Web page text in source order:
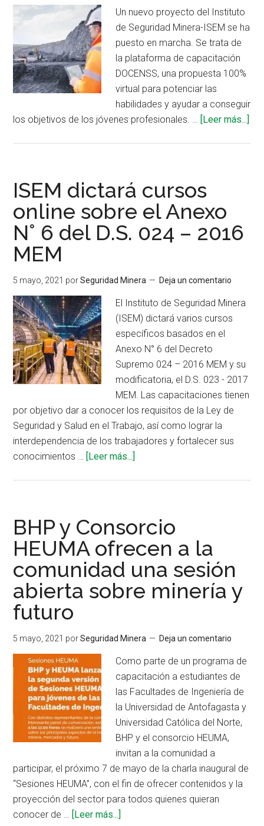
2016
Modificatoria,
DS
Un nuevo proyecto del Instituto
de Seguridad Minera-ISEM se ha
puesto en marcha. Se trata de
la plataforma de capacitación
DOCENSS, una propuesta 100%
virtual para potenciar las
habilidades y ayudar a conseguir
los objetivos de los jóvenes profesionales. … [Leer más...]
ISEM dictará cursos
online sobre el Anexo
N° 6 del D.S. 024 – 2016
MEM
5 mayo, 2021 porSeguridad Minera Deja un comentario
El Instituto de Seguridad Minera
(ISEM) dictará varios cursos
específicos basados en el
Anexo N° 6 del Decreto
Supremo 024 – 2016 MEM y su
modificatoria, el D.S. 023 - 2017
MEM. Las capacitaciones tienen
por objetivo dar a conocer los requisitos de la Ley de
Seguridad y Salud en el Trabajo, así como lograr la
interdependencia de los trabajadores y fortalecer sus
conocimientos … [Leer más...]
cursos
online
sobre
el
Anexo
N°
D.S.
2016
MEM
BHP y Consorcio
HEUMA ofrecen a la
comunidad una sesión
abierta sobre minería y
futuro
5 mayo, 2021 porSeguridad Minera Deja un comentario
Como parte de un programa de
capacitación a estudiantes de
las Facultades de Ingeniería de
la Universidad de Antofagasta y
Universidad Católica del Norte,
BHP y el consorcio HEUMA,
invitan a la comunidad a
participar, el próximo 7 de mayo de la charla inaugural de
“Sesiones HEUMA”, con el fin de ofrecer contenidos y la
proyección del sector para todos quienes quieran
conocer de … [Leer más...]